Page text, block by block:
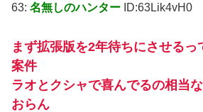
63: 名無しのハンター ID:63Lik4vH0
まず拡張版を2年待ちにさせるっ
案件
ラオとクシャで喜んでるの相当
おらん